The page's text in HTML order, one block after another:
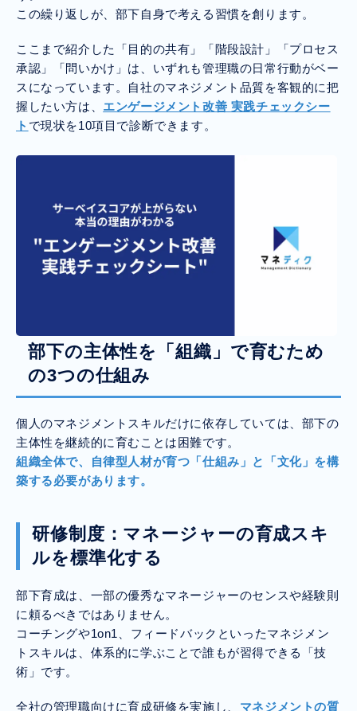
この繰り返しが、部下自身で考える習慣を創ります。
ここまで紹介した「目的の共有」「階段設計」「プロセス
承認」「問いかけ」は、いずれも管理職の日常行動がベー
スになっています。自社のマネジメント品質を客観的に把
握したい方は、 エンゲージメント改善 実践チェックシー
ト で現状を10項目で診断できます。
部下の主体性を「組織」で育むため
の3つの仕組み
個人のマネジメントスキルだけに依存していては、部下の
主体性を継続的に育むことは困難です。
組織全体で、自律型人材が育つ「仕組み」と「文化」を構
築する必要があります。
研修制度：マネージャーの育成スキ
ルを標準化する
部下育成は、一部の優秀なマネージャーのセンスや経験則
に頼るべきではありません。
コーチングや1on1、フィードバックといったマネジメン
トスキルは、体系的に学ぶことで誰もが習得できる「技
術」です。
全社の管理職向けに育成研修を実施し、 マネジメントの質